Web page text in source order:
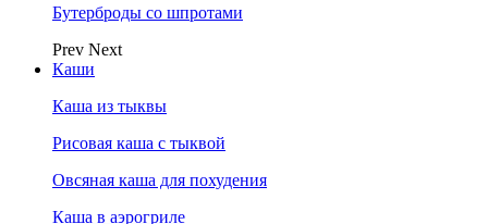
Бутерброды со шпротами
Prev Next
Каши
Каша из тыквы
Рисовая каша с тыквой
Овсяная каша для похудения
Каша в аэрогриле